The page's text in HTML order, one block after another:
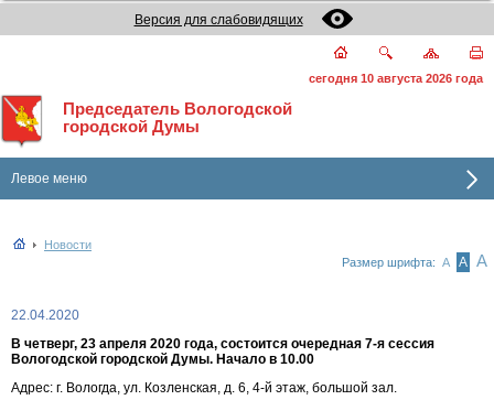
Версия для слабовидящих
сегодня 10 августа 2026 года
Председатель Вологодской
городской Думы
Левое меню
Новости
Размер шрифта: А А А
22.04.2020
В четверг, 23 апреля 2020 года, состоится очередная 7-я сессия
Вологодской городской Думы. Начало в 10.00
Адрес: г. Вологда, ул. Козленская, д. 6, 4-й этаж, большой зал.